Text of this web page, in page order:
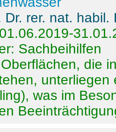
Dr. rer. nat.
Sachbeihilfen
Oberflächen, die
was im